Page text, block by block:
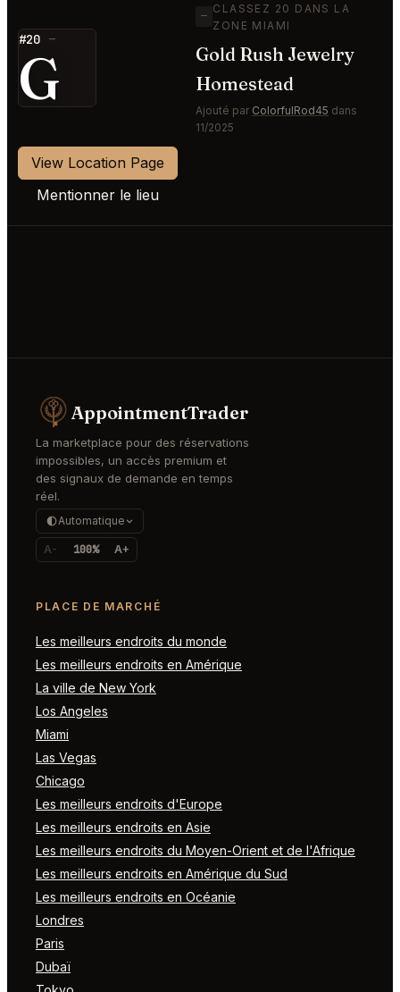
#20 —
G
—
CLASSEZ 20 DANS LA
ZONE MIAMI
Gold Rush Jewelry
Homestead
Ajouté par ColorfulRod45 dans
11/2025
View Location Page
Mentionner le lieu
AppointmentTrader
La marketplace pour des réservations
impossibles, un accès premium et
des signaux de demande en temps
réel.
Automatique
A- 100% A+
PLACE DE MARCHÉ
Les meilleurs endroits du monde
Les meilleurs endroits en Amérique
La ville de New York
Los Angeles
Miami
Las Vegas
Chicago
Les meilleurs endroits d'Europe
Les meilleurs endroits en Asie
Les meilleurs endroits du Moyen-Orient et de l'Afrique
Les meilleurs endroits en Amérique du Sud
Les meilleurs endroits en Océanie
Londres
Paris
Dubaï